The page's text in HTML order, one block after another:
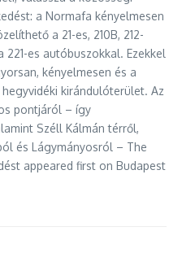
a Normafa kényelmesen
a 21-es, 210B, 212-
221-es autóbuszokkal. Ezekkel
kényelmesen és a
kirándulóterület.​ Az
pontjáról – így
Széll Kálmán térről,
és Lágymányosról – The
appeared first on Budapest